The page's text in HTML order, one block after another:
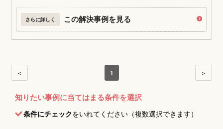
さらに詳しく この解決事例を見る
＜ 1 ＞
知りたい事例に当てはまる条件を選択
条件にチェックをいれてください（複数選択できます）